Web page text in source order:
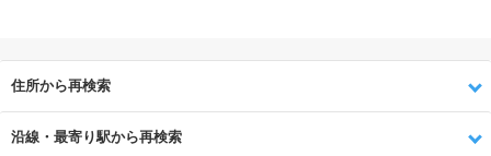
住所から再検索
沿線・最寄り駅から再検索